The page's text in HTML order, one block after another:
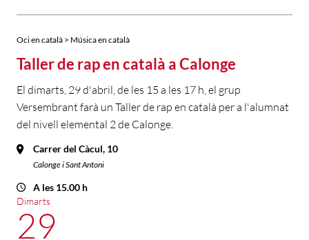
Oci en català > Música en català
Taller de rap en català a Calonge
El dimarts, 29 d'abril, de les 15 a les 17 h, el grup
Versembrant farà un Taller de rap en català per a l'alumnat
del nivell elemental 2 de Calonge.
Carrer del Càcul, 10
Calonge i Sant Antoni
A les 15.00 h
Dimarts
29